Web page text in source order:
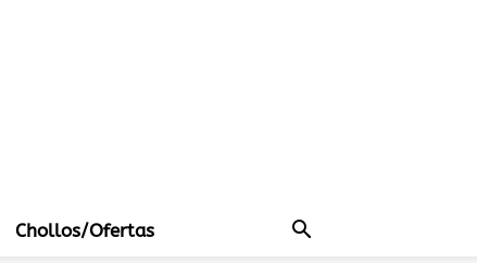
Chollos/Ofertas